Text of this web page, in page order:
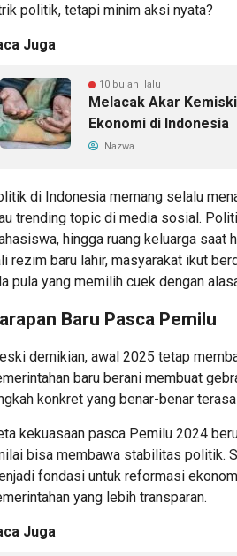
politik, tetapi minim aksi nyata?
Juga
10 bulan lalu
Melacak Akar
Ekonomi di Indonesia
Nazwa
di Indonesia memang selalu
trending topic di media sosial.
hingga ruang keluarga saat
rezim baru lahir, masyarakat ikut
pula yang memilih cuek dengan
Baru Pasca Pemilu
demikian, awal 2025 tetap
baru berani membuat
konkret yang benar-benar
kekuasaan pasca Pemilu 2024
bisa membawa stabilitas politik.
fondasi untuk reformasi
yang lebih transparan.
Juga